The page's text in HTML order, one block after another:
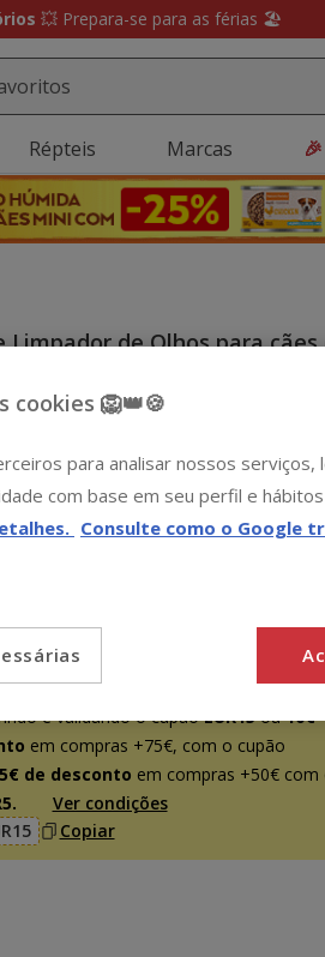
💥 Prepara-se para as férias 🏖️
Répteis Marcas
Limpador de Olhos para cães
💰
💰 15€ de desconto
em compras
e validando o cupãoEUR15ou10€
em compras +75€, com o cupão
5€ de desconto em compras +50€ com
Ver condições
Copiar
cookies 🦁👑🍪
para analisar nossos serviços,
com base em seu perfil e
Consulte como o Google